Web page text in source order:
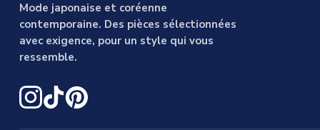
Mode japonaise et coréenne
contemporaine. Des pièces sélectionnées
avec exigence, pour un style qui vous
ressemble.